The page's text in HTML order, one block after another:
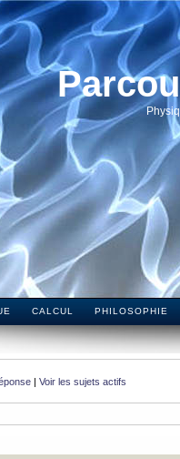
CALCUL PHILOSOPHIE
| Voir les sujets actifs